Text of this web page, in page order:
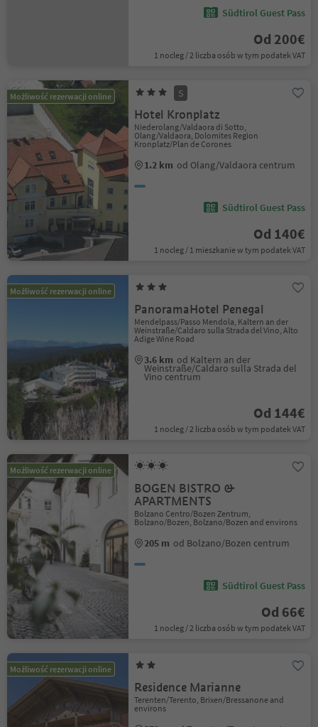
Südtirol Guest Pass
Od 200€
1 nocleg / 2 liczba osób w tym podatek VAT
Możliwość rezerwacji online S
Hotel Kronplatz
Niederolang/Valdaora di Sotto,
Olang/Valdaora, Dolomites Region
Kronplatz/Plan de Corones
1.2 km od Olang/Valdaora centrum
Südtirol Guest Pass
Od 140€
1 nocleg / 1 mieszkanie w tym podatek VAT
Możliwość rezerwacji online
PanoramaHotel Penegal
Mendelpass/Passo Mendola, Kaltern an der
Weinstraße/Caldaro sulla Strada del Vino, Alto
Adige Wine Road
3.6 km od Kaltern an der
Weinstraße/Caldaro sulla Strada del
Vino centrum
Od 144€
1 nocleg / 2 liczba osób w tym podatek VAT
Możliwość rezerwacji online
BOGEN BISTRO &
APARTMENTS
Bolzano Centro/Bozen Zentrum,
Bolzano/Bozen, Bolzano/Bozen and environs
205 m od Bolzano/Bozen centrum
Südtirol Guest Pass
Od 66€
1 nocleg / 2 liczba osób w tym podatek VAT
Możliwość rezerwacji online
Residence Marianne
Terenten/Terento, Brixen/Bressanone and
environs